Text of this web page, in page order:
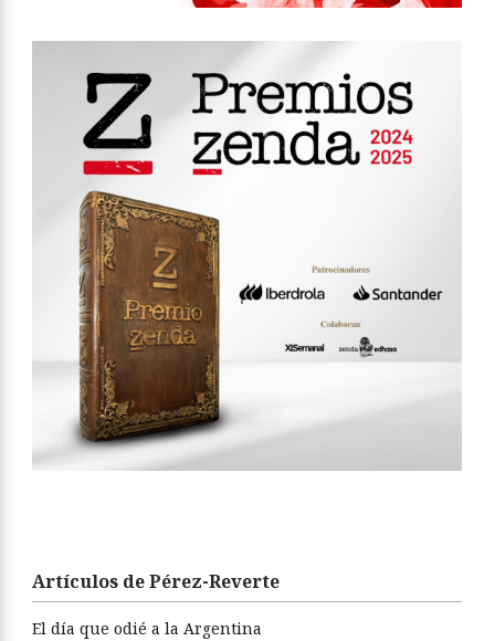
Artículos de Pérez-Reverte
El día que odié a la Argentina